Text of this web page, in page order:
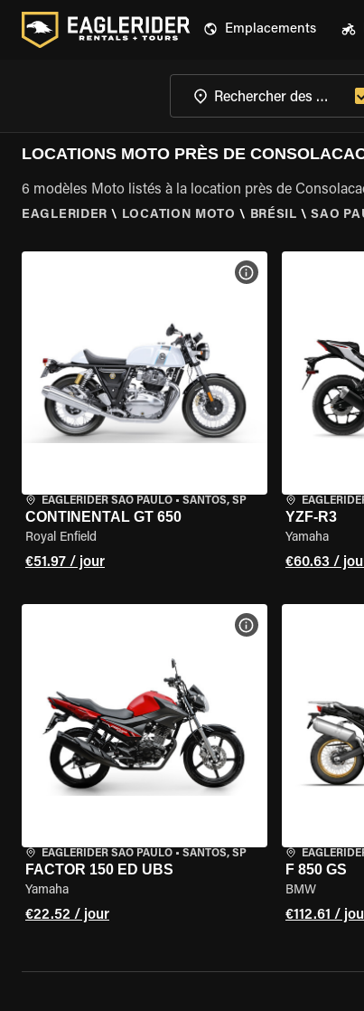
Emplacements
LOCATIONS MOTO PRÈS DE
6 modèles Moto listés à la location près de
EAGLERIDER \ LOCATION MOTO \ BRÉSIL \ SAO
EAGLERIDER SAO PAULO • SANTOS, SP
CONTINENTAL GT 650
Royal Enfield
€51.97 / jour
VOIR LES
YZF-R3
Yamaha
€60.63 /
EAGLERIDER SAO PAULO • SANTOS, SP
FACTOR 150 ED UBS
Yamaha
€22.52 / jour
VOIR LES
F 850 GS
BMW
€112.61 /